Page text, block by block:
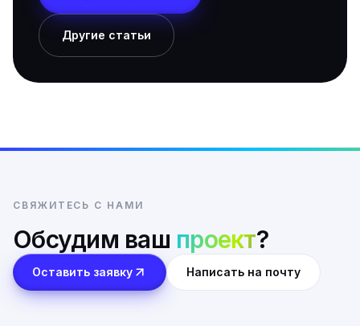
Другие статьи
СВЯЖИТЕСЬ С НАМИ
Обсудим ваш проект?
Оставить заявку Написать на почту